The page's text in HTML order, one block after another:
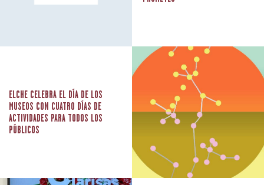
ELCHE CELEBRA EL DÍA DE LOS
MUSEOS CON CUATRO DÍAS DE
ACTIVIDADES PARA TODOS LOS
PÚBLICOS